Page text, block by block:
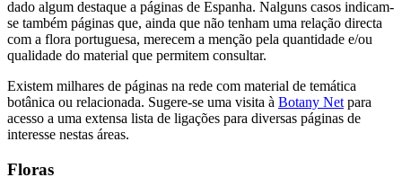
dado algum destaque a páginas de Espanha. Nalguns casos indicam-
se também páginas que, ainda que não tenham uma relação directa
com a flora portuguesa, merecem a menção pela quantidade e/ou
qualidade do material que permitem consultar.
Existem milhares de páginas na rede com material de temática
botânica ou relacionada. Sugere-se uma visita à Botany Net para
acesso a uma extensa lista de ligações para diversas páginas de
interesse nestas áreas.
Floras